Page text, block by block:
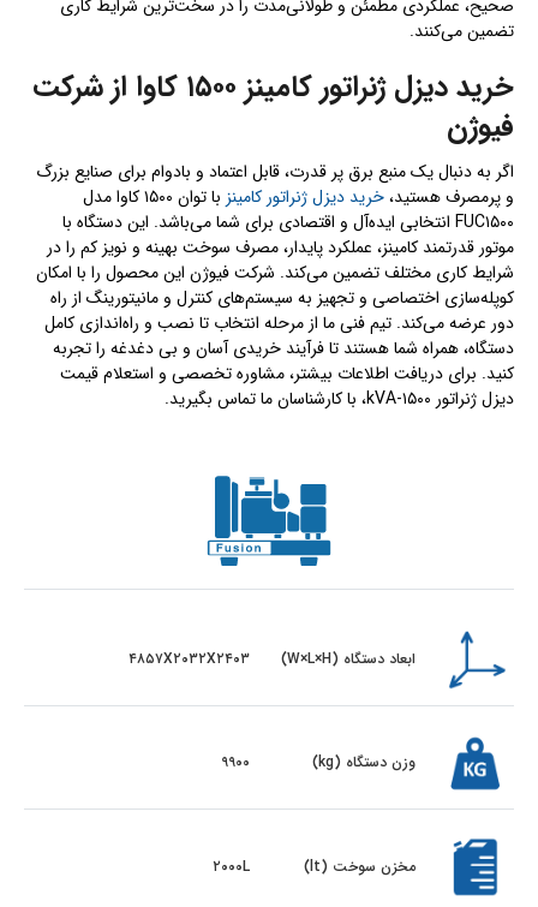
صحیح، عملکردی مطمئن و طولانی‌مدت را در سخت‌ترین شرایط کاری
تضمین می‌کنند.
خرید دیزل ژنراتور کامینز ۱۵۰۰ کاوا از شرکت
فیوژن
اگر به دنبال یک منبع برق پر قدرت، قابل اعتماد و بادوام برای صنایع بزرگ
و پرمصرف هستید،خرید دیزل ژنراتور کامینز
با توان ۱۵۰۰ کاوا مدل
FUC۱۵۰۰ انتخابی ایده‌آل و اقتصادی برای شما می‌باشد. این دستگاه با
موتور قدرتمند کامینز، عملکرد پایدار، مصرف سوخت بهینه و نویز کم را در
شرایط کاری مختلف تضمین می‌کند. شرکت فیوژن این محصول را با امکان
کوپله‌سازی اختصاصی و تجهیز به سیستم‌های کنترل و مانیتورینگ از راه
دور عرضه می‌کند. تیم فنی ما از مرحله انتخاب تا نصب و راه‌اندازی کامل
دستگاه، همراه شما هستند تا فرآیند خریدی آسان و بی دغدغه را تجربه
کنید. برای دریافت اطلاعات بیشتر، مشاوره تخصصی و استعلام قیمت
دیزل ژنراتور ۱۵۰۰-kVA، با کارشناسان ما تماس بگیرید.
ابعاد دستگاه (W×L×H) ۴۸۵۷X۲۰۳۲X۲۴۰۳
وزن دستگاه (kg) ۹۹۰۰
مخزن سوخت (lt) ۲۰۰۰L